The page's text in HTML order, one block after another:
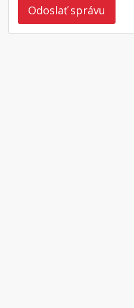
Odoslať správu